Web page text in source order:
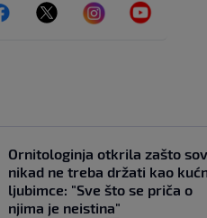
Ornitologinja otkrila zašto
nikad ne treba držati kao
ljubimce: "Sve što se priča o
njima je neistina"